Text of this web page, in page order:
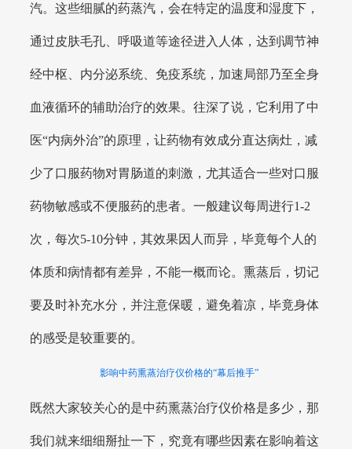
汽。这些细腻的药蒸汽，会在特定的温度和湿度下，
通过皮肤毛孔、呼吸道等途径进入人体，达到调节神
经中枢、内分泌系统、免疫系统，加速局部乃至全身
血液循环的辅助治疗的效果。往深了说，它利用了中
医“内病外治”的原理，让药物有效成分直达病灶，减
少了口服药物对胃肠道的刺激，尤其适合一些对口服
药物敏感或不便服药的患者。一般建议每周进行1-2
次，每次5-10分钟，其效果因人而异，毕竟每个人的
体质和病情都有差异，不能一概而论。熏蒸后，切记
要及时补充水分，并注意保暖，避免着凉，毕竟身体
的感受是较重要的。
影响中药熏蒸治疗仪价格的“幕后推手”
既然大家较关心的是中药熏蒸治疗仪价格是多少，那
我们就来细细掰扯一下，究竟有哪些因素在影响着这